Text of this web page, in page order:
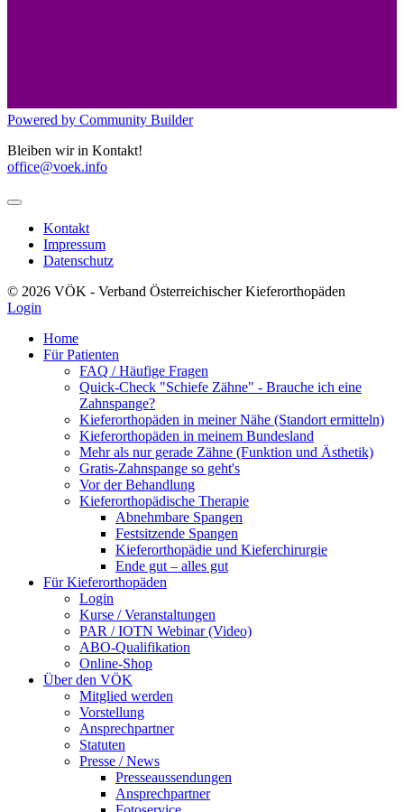
Powered by Community Builder
Bleiben wir in Kontakt!
office@voek.info
Kontakt
Impressum
Datenschutz
© 2026 VÖK - Verband Österreichischer Kieferorthopäden
Login
Home
Für Patienten
FAQ / Häufige Fragen
Quick-Check "Schiefe Zähne" - Brauche ich eine
Zahnspange?
Kieferorthopäden in meiner Nähe (Standort ermitteln)
Kieferorthopäden in meinem Bundesland
Mehr als nur gerade Zähne (Funktion und Ästhetik)
Gratis-Zahnspange so geht's
Vor der Behandlung
Kieferorthopädische Therapie
Abnehmbare Spangen
Festsitzende Spangen
Kieferorthopädie und Kieferchirurgie
Ende gut – alles gut
Für Kieferorthopäden
Login
Kurse / Veranstaltungen
PAR / IOTN Webinar (Video)
ABO-Qualifikation
Online-Shop
Über den VÖK
Mitglied werden
Vorstellung
Ansprechpartner
Statuten
Presse / News
Presseaussendungen
Ansprechpartner